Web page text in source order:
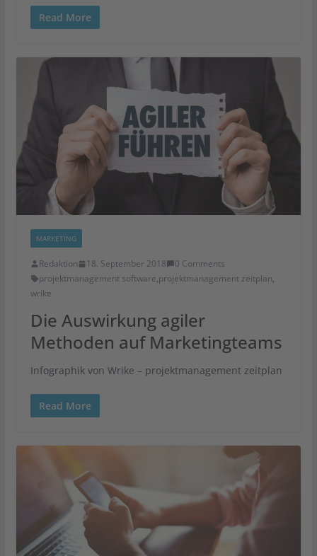
Read More
MARKETING
Redaktion 18. September 2018
0 Comments
projektmanagement software,projektmanagement zeitplan,
wrike
Die Auswirkung agiler
Methoden auf Marketingteams
Infographik von Wrike – projektmanagement zeitplan
Read More